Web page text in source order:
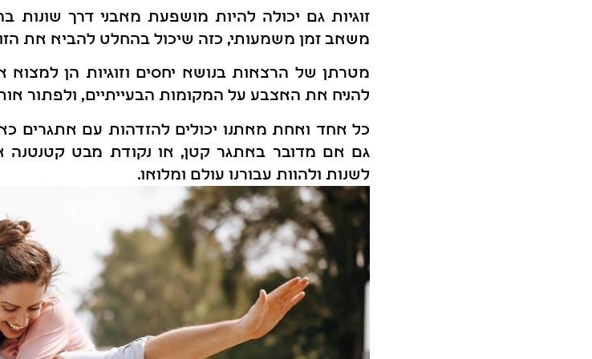
זוגיות גם יכולה להיות מושפעת מאבני דרך שונות
משאב זמן משמעותי, כזה שיכול בהחלט להביא את
מטרתן של הרצאות בנושא יחסים וזוגיות הן
להניח את האצבע על המקומות הבעייתיים, ולפתור
כל אחד ואחת מאתנו יכולים להזדהות עם אתגרים
גם אם מדובר באתגר קטן, או נקודת מבט קטנטנה
לשנות ולהוות עבורנו עולם ומלואו.